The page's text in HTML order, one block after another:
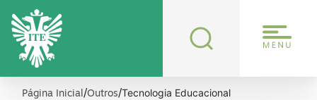
Página Inicial/Outros/Tecnologia Educacional